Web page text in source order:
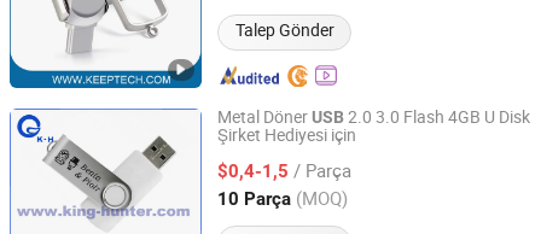
Talep Gönder
Metal DönerUSB2.0 3.0 Flash 4GB U Disk
Şirket Hediyesi için
$0,4-1,5 / Parça
10 Parça (MOQ)
Shenzhen King-Hunter Technology Co., Ltd.
Guangdong, China Fiyat 2012